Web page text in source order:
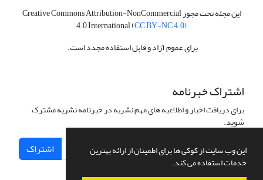
این وب سایت از کوکی ها برای اطمینان از ارائه بهترین
خدمات استفاده می کند.
این مجله تحت مجوز Creative Commons Attribution-NonCommercial
4.0 International (CC BY-NC 4.0)
برای عموم آزاد و قابل استفاده مجدد است.
اشتراک خبرنامه
برای دریافت اخبار و اطلاعیه های مهم نشریه در خبرنامه نشریه مشترک
شوید.
اشتراک